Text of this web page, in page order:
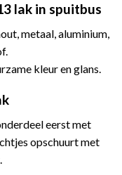
lak in spuitbus
metaal, aluminium,
kleur en glans.
eerst met
opschuurt met